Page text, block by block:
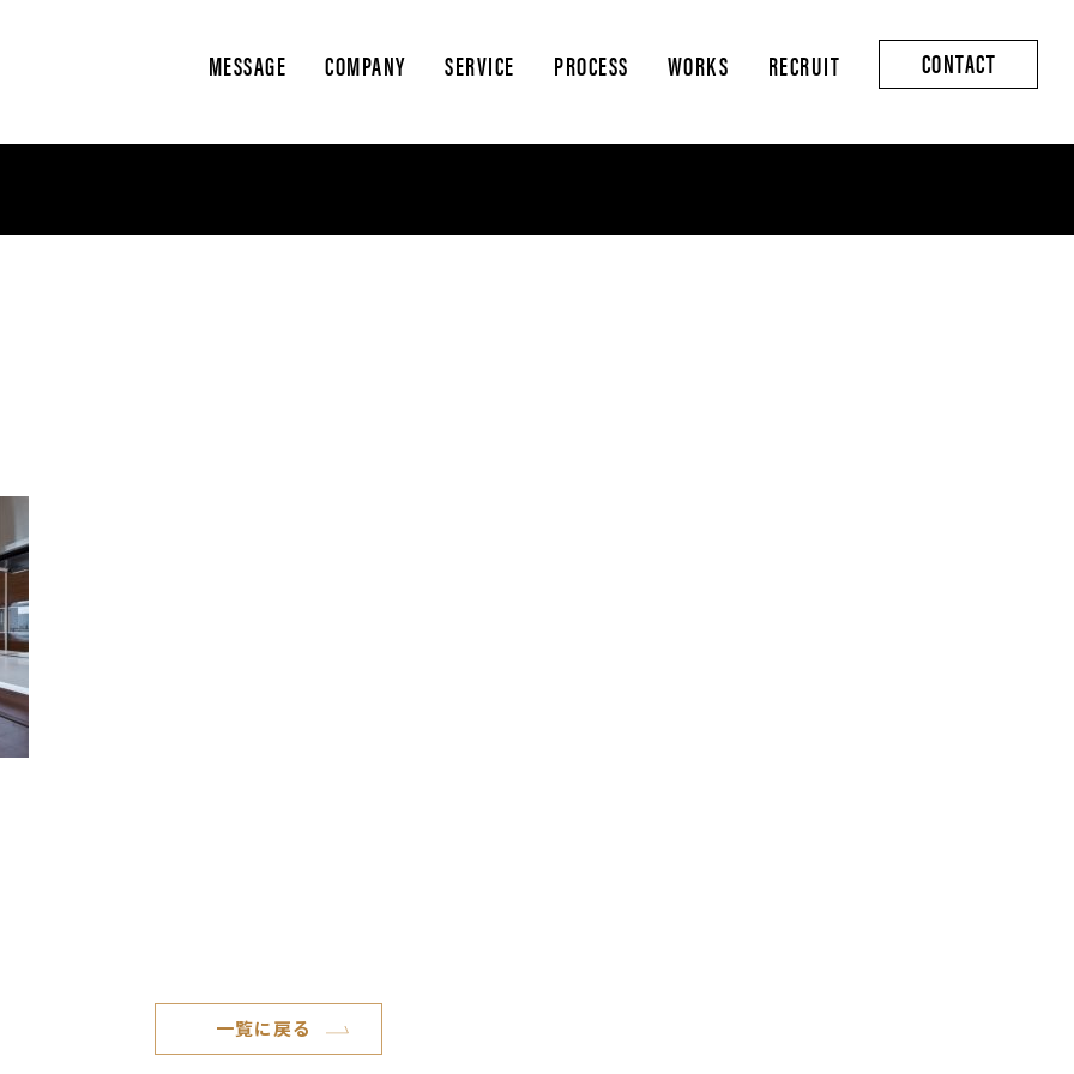
MESSAGE COMPANY SERVICE PROCESS WORKS RECRUIT CONTACT
一覧に戻る